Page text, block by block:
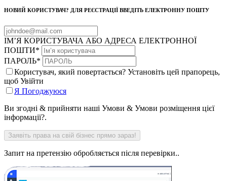
НОВИЙ КОРИСТУВАЧ? ДЛЯ РЕЄСТРАЦІЇ ВВЕДІТЬ ЕЛЕКТРОННУ ПОШТУ
ІМ’Я КОРИСТУВАЧА АБО АДРЕСА ЕЛЕКТРОННОЇ
ПОШТИ*
ПАРОЛЬ*
Користувач, який повертається? Установіть цей прапорець,
щоб Увійти
Я Погоджуюся
Ви згодні & прийняти наші Умови & Умови розміщення цієї
інформації?.
Запит на претензію обробляється після перевірки..